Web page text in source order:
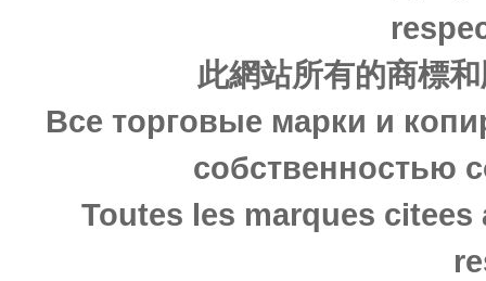
此網站所有的商標
Все торговые марки и
собственностью
Toutes les marques